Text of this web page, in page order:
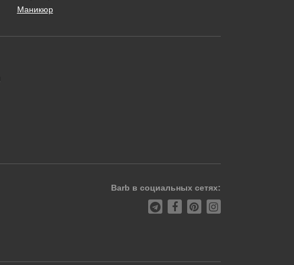
Маникюр
Barb в социальных сетях: